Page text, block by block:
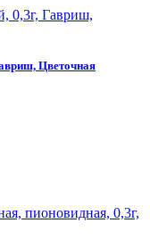
Цветочная